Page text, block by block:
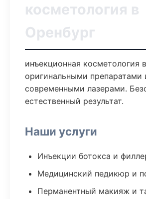
косметология в
Оренбург
инъекционная косметология
оригинальными препаратами
современными лазерами.
естественный результат.
Наши услуги
Инъекции ботокса и
Медицинский педикюр и
Перманентный макияж и